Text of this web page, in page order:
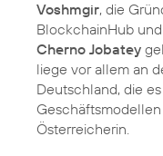
Voshmgir, die
BlockchainHub
Cherno Jobatey
liege vor allem an
Deutschland, die
Österreicherin.